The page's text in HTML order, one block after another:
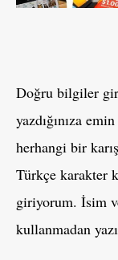
Doğru bilgiler
yazdığınıza
herhangi bir
Türkçe karakter
giriyorum. İsim
kullanmadan